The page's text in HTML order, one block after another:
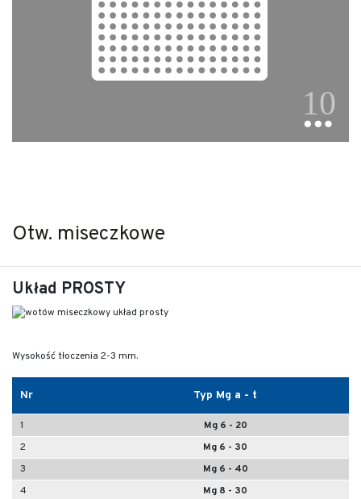
Otw. miseczkowe
Układ PROSTY
Wysokość tłoczenia 2-3 mm.
Nr Typ Mg a - t
1
Mg 6 - 20
2
Mg 6 - 30
3
Mg 6 - 40
4
Mg 8 - 30